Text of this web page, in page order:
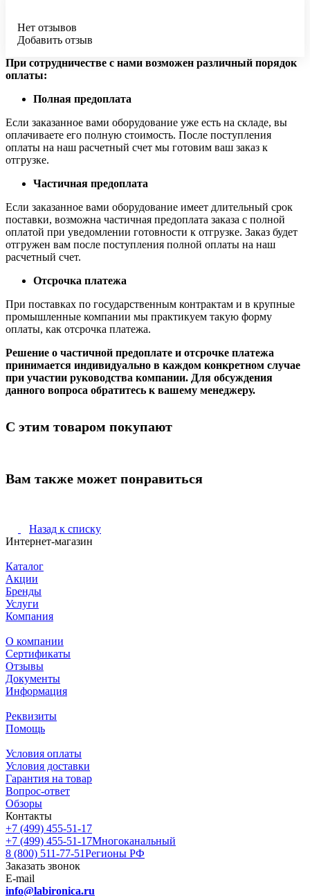
Нет отзывов
Добавить отзыв
При сотрудничестве с нами возможен различный порядок
оплаты:
Полная предоплата
Если заказанное вами оборудование уже есть на складе, вы
оплачиваете его полную стоимость. После поступления
оплаты на наш расчетный счет мы готовим ваш заказ к
отгрузке.
Частичная предоплата
Если заказанное вами оборудование имеет длительный срок
поставки, возможна частичная предоплата заказа с полной
оплатой при уведомлении готовности к отгрузке. Заказ будет
отгружен вам после поступления полной оплаты на наш
расчетный счет.
Отсрочка платежа
При поставках по государственным контрактам и в крупные
промышленные компании мы практикуем такую форму
оплаты, как отсрочка платежа.
Решение о частичной предоплате и отсрочке платежа
принимается индивидуально в каждом конкретном случае
при участии руководства компании. Для обсуждения
данного вопроса обратитесь к вашему менеджеру.
С этим товаром покупают
Вам также может понравиться
Назад к списку
Интернет-магазин
Каталог
Акции
Бренды
Услуги
Компания
О компании
Сертификаты
Отзывы
Документы
Информация
Реквизиты
Помощь
Условия оплаты
Условия доставки
Гарантия на товар
Вопрос-ответ
Обзоры
Контакты
+7 (499) 455-51-17
+7 (499) 455-51-17Многоканальный
8 (800) 511-77-51Регионы РФ
Заказать звонок
E-mail
info@labironica.ru